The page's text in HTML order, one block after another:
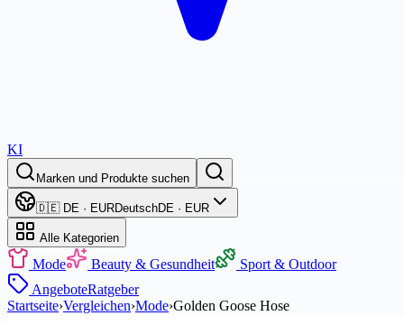
KI
Marken und Produkte suchen
🇩🇪 DE · EURDeutschDE · EUR
Alle Kategorien
Mode Beauty & Gesundheit
Sport & Outdoor
AngeboteRatgeber
Startseite›Vergleichen›Mode›Golden Goose Hose